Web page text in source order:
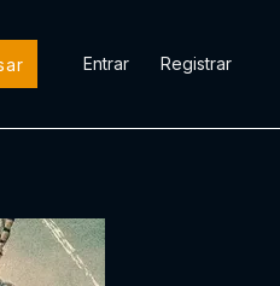
Entrar Registrar